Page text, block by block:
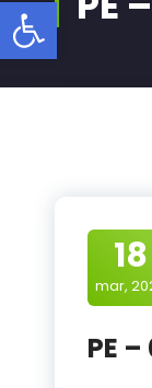
Barra de Ferramentas Aberta
18
mar,
PE